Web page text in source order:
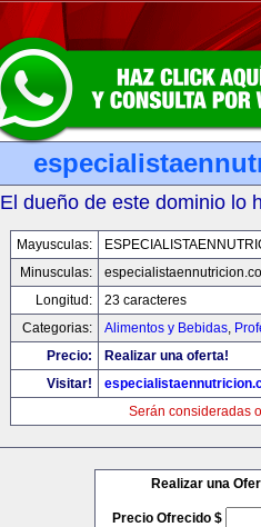
El dueño de este dominio lo
Mayusculas:
Minusculas:
Longitud:
23 caracteres
Categorias:
Alimentos y Bebidas,
Precio:
Realizar una oferta!
Visitar!
Serán consideradas
Realizar una
Precio Ofrecido $